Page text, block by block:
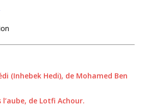
(Inhebek Hedi), de Mohamed Ben
l’aube, de Lotfi Achour.